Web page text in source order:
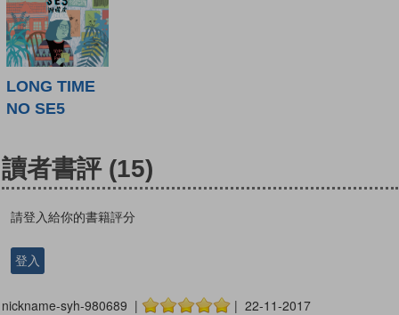
LONG TIME
NO SE5
讀者書評 (15)
請登入給你的書籍評分
登入
nickname-syh-980689 | | 22-11-2017